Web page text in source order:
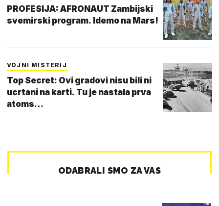
PROFESIJA: AFRONAUT Zambijski
svemirski program. Idemo na Mars!
VOJNI MISTERIJ
Top Secret: Ovi gradovi nisu bili ni
ucrtani na karti. Tu je nastala prva
atoms…